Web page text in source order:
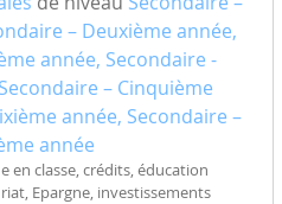
– Deuxième année,
année, Secondaire -
– Cinquième
année, Secondaire –
année
en classe, crédits, éducation
Epargne, investissements